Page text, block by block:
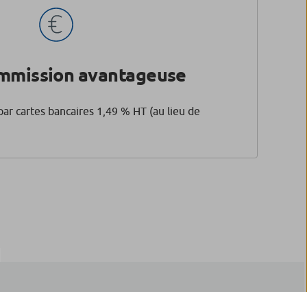
avantageuse
cartes bancaires 1,49 % HT (au lieu de